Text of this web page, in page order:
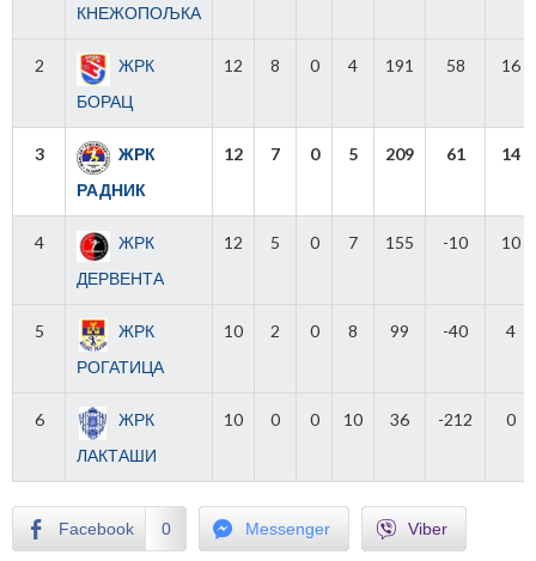
КНЕЖОПОЉКА
2
ЖРК
БОРАЦ
12 8 0 4 191 58 16
3
ЖРК
РАДНИК
12 7 0 5 209 61 14
4
ЖРК
ДЕРВЕНТА
12 5 0 7 155 -10 10
5
ЖРК
РОГАТИЦА
10 2 0 8 99 -40 4
6
ЖРК
ЛАКТАШИ
10 0 0 10 36 -212 0
Facebook 0 Messenger Viber